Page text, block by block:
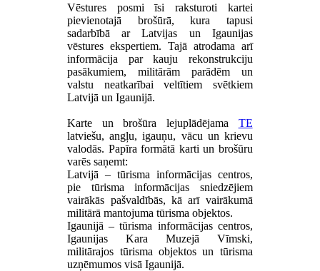
Vēstures posmi īsi raksturoti kartei
pievienotajā brošūrā, kura tapusi
sadarbībā ar Latvijas un Igaunijas
vēstures ekspertiem. Tajā atrodama arī
informācija par kauju rekonstrukciju
pasākumiem, militārām parādēm un
valstu neatkarībai veltītiem svētkiem
Latvijā un Igaunijā.
Karte un brošūra lejuplādējama TE
latviešu, angļu, igauņu, vācu un krievu
valodās. Papīra formātā karti un brošūru
varēs saņemt:
Latvijā – tūrisma informācijas centros,
pie tūrisma informācijas sniedzējiem
vairākās pašvaldībās, kā arī vairākumā
militārā mantojuma tūrisma objektos.
Igaunijā – tūrisma informācijas centros,
Igaunijas Kara Muzejā Vīmski,
militārajos tūrisma objektos un tūrisma
uzņēmumos visā Igaunijā.